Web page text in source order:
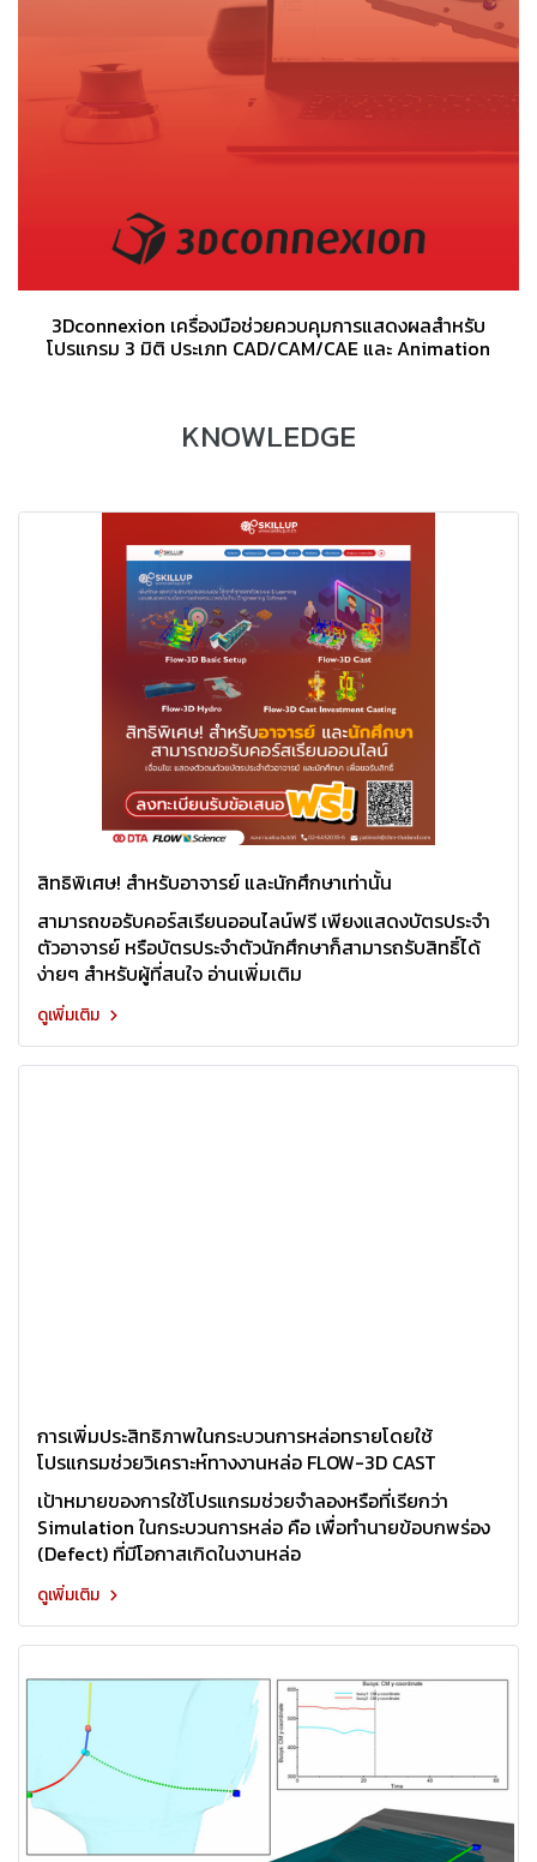
3Dconnexion เครื่องมือช่วยควบคุมการแสดงผลสำหรับ
โปรแกรม 3 มิติ ประเภท CAD/CAM/CAE และ Animation
KNOWLEDGE
สิทธิพิเศษ! สำหรับอาจารย์ และนักศึกษาเท่านั้น
สามารถขอรับคอร์สเรียนออนไลน์ฟรี เพียงแสดงบัตรประจำ
ตัวอาจารย์ หรือบัตรประจำตัวนักศึกษาก็สามารถรับสิทธิ์ได้
ง่ายๆ สำหรับผู้ที่สนใจ อ่านเพิ่มเติม
ดูเพิ่มเติม
การเพิ่มประสิทธิภาพในกระบวนการหล่อทรายโดยใช้
โปรแกรมช่วยวิเคราะห์ทางงานหล่อ FLOW-3D CAST
เป้าหมายของการใช้โปรแกรมช่วยจำลองหรือที่เรียกว่า
Simulation ในกระบวนการหล่อ คือ เพื่อทำนายข้อบกพร่อง
(Defect) ที่มีโอกาสเกิดในงานหล่อ
ดูเพิ่มเติม